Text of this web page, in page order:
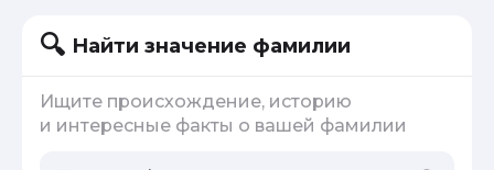
Найти значение фамилии
Ищите происхождение, историю
и интересные факты о вашей фамилии